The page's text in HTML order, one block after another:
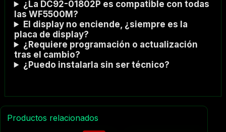
¿La DC92-01802P es compatible con todas
las WF5500M?
El display no enciende, ¿siempre es la
placa de display?
¿Requiere programación o actualización
tras el cambio?
¿Puedo instalarla sin ser técnico?
Productos relacionados